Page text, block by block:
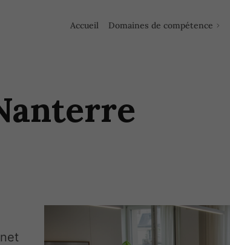
Accueil Domaines de compétence